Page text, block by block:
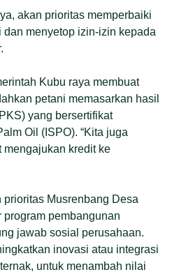
akan prioritas memperbaiki
menyetop izin-izin kepada
Kubu raya membuat
petani memasarkan hasil
yang bersertifikat
Oil (ISPO). “Kita juga
mengajukan kredit ke
Musrenbang Desa
pembangunan
jawab sosial perusahaan.
inovasi atau integrasi
untuk menambah nilai